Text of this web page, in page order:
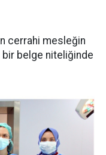
cerrahi mesleğin
belge niteliğinde